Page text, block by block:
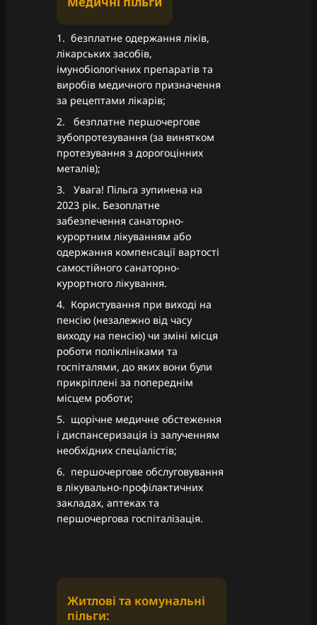
1. безплатне одержання ліків,
лікарських засобів,
імунобіологічних препаратів та
виробів медичного призначення
за рецептами лікарів;
2. безплатне першочергове
зубопротезування (за винятком
протезування з дорогоцінних
металів);
3. Увага! Пільга зупинена на
2023 рік. Безоплатне
забезпечення санаторно-
курортним лікуванням або
одержання компенсації вартості
самостійного санаторно-
курортного лікування.
4. Користування при виході на
пенсію (незалежно від часу
виходу на пенсію) чи зміні місця
роботи поліклініками та
госпіталями, до яких вони були
прикріплені за попереднім
місцем роботи;
5. щорічне медичне обстеження
і диспансеризація із залученням
необхідних спеціалістів;
6. першочергове обслуговування
в лікувально-профілактичних
закладах, аптеках та
першочергова госпіталізація.
Житлові та комунальні
пільги: